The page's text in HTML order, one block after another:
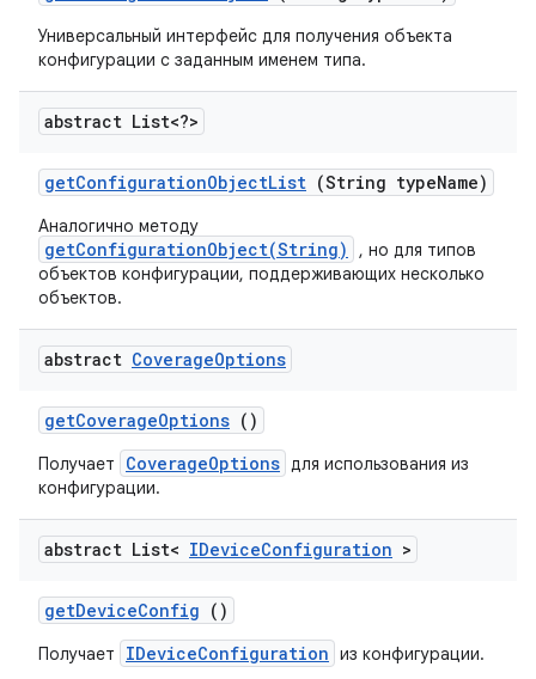
Универсальный интерфейс для получения объекта
конфигурации с заданным именем типа.
abstract List<?>
getConfigurationObjectList (String typeName)
Аналогично методу
getConfigurationObject(String)
, но для типов
объектов конфигурации, поддерживающих несколько
объектов.
abstract CoverageOptions
getCoverageOptions ()
Получает CoverageOptions для использования из
конфигурации.
abstract List< IDeviceConfiguration >
getDeviceConfig ()
Получает IDeviceConfiguration из конфигурации.